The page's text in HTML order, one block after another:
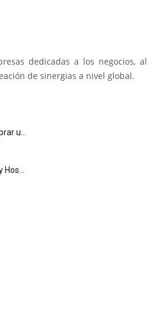
dedicadas a los negocios, al
de sinergias a nivel global.
u…